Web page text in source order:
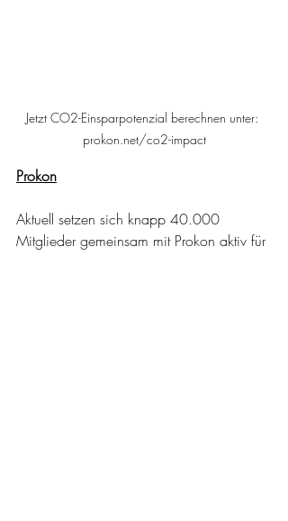
Jetzt CO2-Einsparpotenzial berechnen unter:
prokon.net/co2-impact
Prokon
Aktuell setzen sich knapp 40.000
Mitglieder gemeinsam mit Prokon aktiv für